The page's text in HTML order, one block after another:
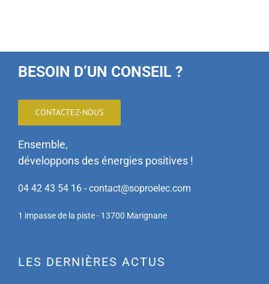
BESOIN D’UN CONSEIL ?
CONTACTEZ-NOUS
Ensemble,
développons des énergies positives !
04 42 43 54 16 - contact@soproelec.com
1 impasse de la piste - 13700 Marignane
LES DERNIÈRES ACTUS